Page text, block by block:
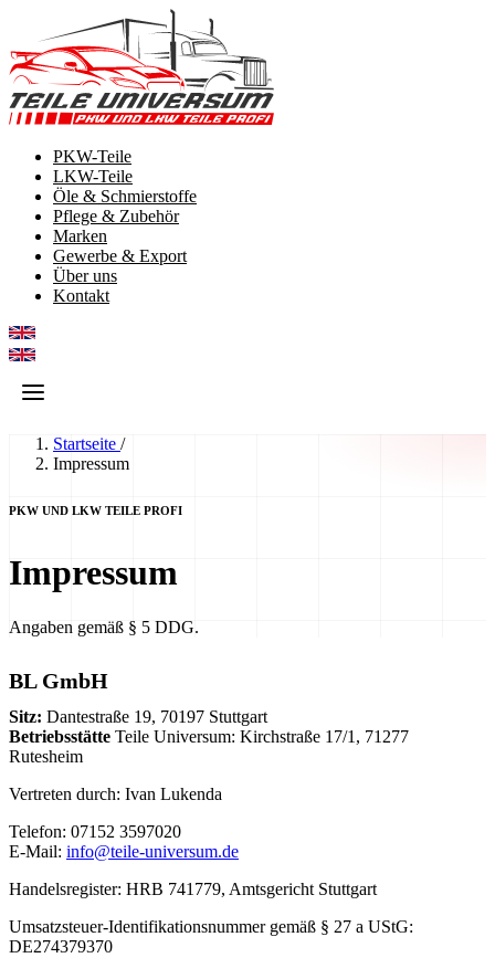
Zum Inhalt springen
PKW-Teile
LKW-Teile
Öle & Schmierstoffe
Pflege & Zubehör
Marken
Gewerbe & Export
Über uns
Kontakt
Startseite /
Impressum
PKW UND LKW TEILE PROFI
Impressum
Angaben gemäß § 5 DDG.
BL GmbH
Sitz: Dantestraße 19, 70197 Stuttgart
Betriebsstätte Teile Universum: Kirchstraße 17/1, 71277
Rutesheim
Vertreten durch: Ivan Lukenda
Telefon: 07152 3597020
E-Mail: info@teile-universum.de
Handelsregister: HRB 741779, Amtsgericht Stuttgart
Umsatzsteuer-Identifikationsnummer gemäß § 27 a UStG:
DE274379370